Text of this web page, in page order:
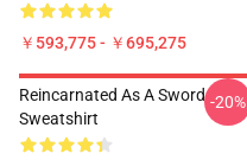
￥593,775 - ￥695,275
Reincarnated As A Sword
Sweatshirt
-20%